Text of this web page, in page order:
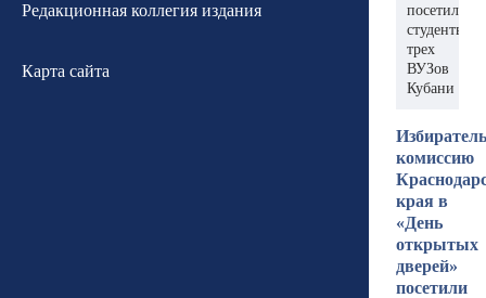
Редакционная коллегия издания
Карта сайта
посетили
студенты
трех
ВУЗов
Кубани
комиссию
края в
«День
открытых
дверей»
посетили